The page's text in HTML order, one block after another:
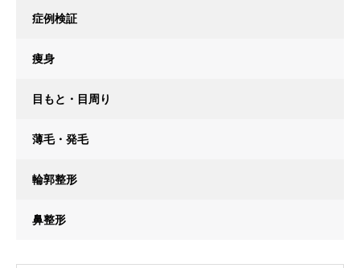
症例検証
痩身
目もと・目周り
薄毛・発毛
輪郭整形
鼻整形